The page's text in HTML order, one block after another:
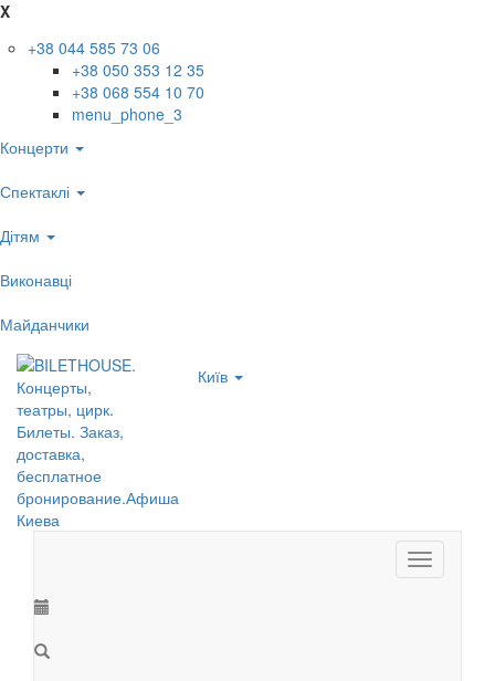
X
+38 044 585 73 06
+38 050 353 12 35
+38 068 554 10 70
menu_phone_3
Концерти
Спектаклі
Дітям
Виконавці
Майданчики
Київ
Toggle
navigation